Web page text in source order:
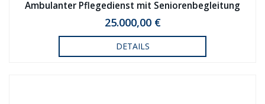
Ambulanter Pflegedienst mit Seniorenbegleitung
verkauft
25.000,00 €
DETAILS